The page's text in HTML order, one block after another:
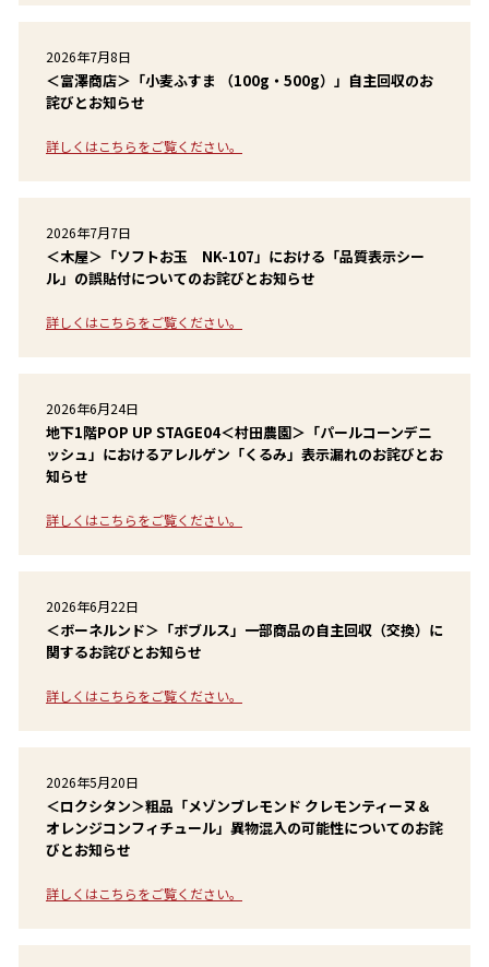
2026年7月8日
＜富澤商店＞「小麦ふすま （100g・500g）」自主回収のお
詫びとお知らせ
詳しくはこちらをご覧ください。
2026年7月7日
＜木屋＞「ソフトお玉 NK-107」における「品質表示シー
ル」の誤貼付についてのお詫びとお知らせ
詳しくはこちらをご覧ください。
2026年6月24日
地下1階POP UP STAGE04＜村田農園＞「パールコーンデニ
ッシュ」におけるアレルゲン「くるみ」表示漏れのお詫びとお
知らせ
詳しくはこちらをご覧ください。
2026年6月22日
＜ボーネルンド＞「ボブルス」一部商品の自主回収（交換）に
関するお詫びとお知らせ
詳しくはこちらをご覧ください。
2026年5月20日
＜ロクシタン＞粗品「メゾンブレモンド クレモンティーヌ＆
オレンジコンフィチュール」異物混入の可能性についてのお詫
びとお知らせ
詳しくはこちらをご覧ください。